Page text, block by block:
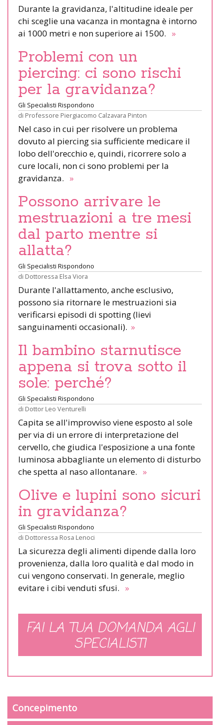
Durante la gravidanza, l'altitudine ideale per
chi sceglie una vacanza in montagna è intorno
ai 1000 metri e non superiore ai 1500. »
Problemi con un
piercing: ci sono rischi
per la gravidanza?
Gli Specialisti Rispondono
di Professore Piergiacomo Calzavara Pinton
Nel caso in cui per risolvere un problema
dovuto al piercing sia sufficiente medicare il
lobo dell'orecchio e, quindi, ricorrere solo a
cure locali, non ci sono problemi per la
gravidanza. »
Possono arrivare le
mestruazioni a tre mesi
dal parto mentre si
allatta?
Gli Specialisti Rispondono
di Dottoressa Elsa Viora
Durante l'allattamento, anche esclusivo,
possono sia ritornare le mestruazioni sia
verificarsi episodi di spotting (lievi
sanguinamenti occasionali). »
Il bambino starnutisce
appena si trova sotto il
sole: perché?
Gli Specialisti Rispondono
di Dottor Leo Venturelli
Capita se all'improvviso viene esposto al sole
per via di un errore di interpretazione del
cervello, che giudica l'esposizione a una fonte
luminosa abbagliante un elemento di disturbo
che spetta al naso allontanare. »
Olive e lupini sono sicuri
in gravidanza?
Gli Specialisti Rispondono
di Dottoressa Rosa Lenoci
La sicurezza degli alimenti dipende dalla loro
provenienza, dalla loro qualità e dal modo in
cui vengono conservati. In generale, meglio
evitare i cibi venduti sfusi. »
FAI LA TUA DOMANDA AGLI
SPECIALISTI
Concepimento